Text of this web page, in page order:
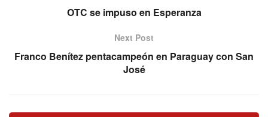
OTC se impuso en Esperanza
Next Post
Franco Benítez pentacampeón en Paraguay con San
José